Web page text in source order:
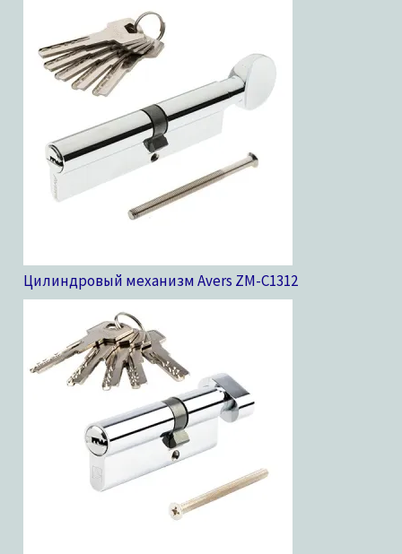
Цилиндровый механизм Avers ZM-C1312